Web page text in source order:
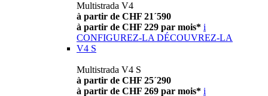
Multistrada V4
à partir de CHF 21´590
à partir de CHF 229 par mois* i
CONFIGUREZ-LA DÉCOUVREZ-LA
V4 S
Multistrada V4 S
à partir de CHF 25´290
à partir de CHF 269 par mois* i